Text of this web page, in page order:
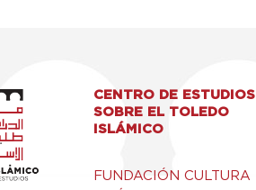
CENTRO DE ESTUDIOS
SOBRE EL TOLEDO
ISLÁMICO
FUNDACIÓN CULTURA